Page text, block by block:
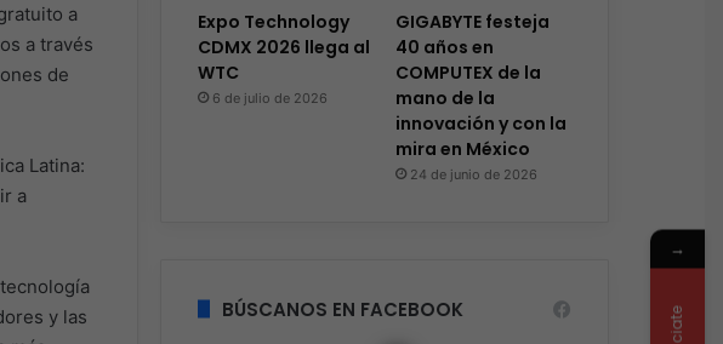
a
a través
de
Latina:
a
y las
Expo Technology
CDMX 2026 llega al
WTC
6 de julio de 2026
GIGABYTE festeja
40 años en
COMPUTEX de la
mano de la
innovación y con la
mira en México
24 de junio de 2026
BÚSCANOS EN FACEBOOK
→